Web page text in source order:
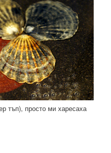
тъп), просто ми харесаха